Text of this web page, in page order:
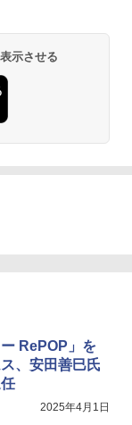
ース -Switch2
ド番号 5000円|オ
-PS5 【特典】
ワイヤレスコン
レス コントロー
ト)
レス コントロー
スラスト
ー - PC、PS4、P
One、Xbox Serie
城編 第一章 猗
城編 第一章 猗
城編 第一章 猗
版 [Blu-ray]
示させる
RePOP」を
、安田善巳氏
2025年4月1日